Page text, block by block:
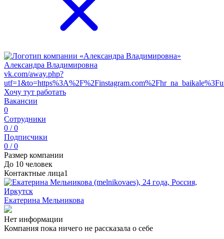
Александра Владимировна
vk.com/away.php?
Хочу тут работать
Вакансии
0
Сотрудники
0 / 0
Подписчики
0 / 0
Размер компании
До 10 человек
Контактные лица1
Екатерина Мельникова
Нет информации
Компания пока ничего не рассказала о себе